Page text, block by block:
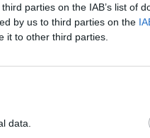
parties on the IAB’s list of
by us to third parties on the
it to other third parties.
data.